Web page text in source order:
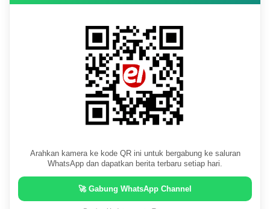
Arahkan kamera ke kode QR ini untuk bergabung ke saluran
WhatsApp dan dapatkan berita terbaru setiap hari.
🚀 Gabung WhatsApp Channel